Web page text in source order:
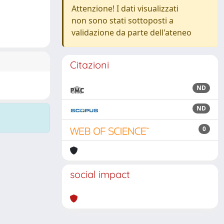
Attenzione! I dati visualizzati
non sono stati sottoposti a
validazione da parte dell'ateneo
Citazioni
ND
ND
0
social impact